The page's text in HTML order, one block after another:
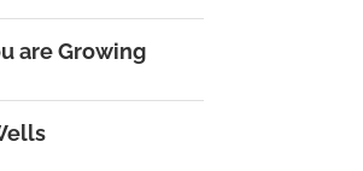
are Growing